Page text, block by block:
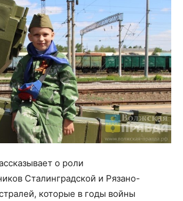
о роли
Сталинградской и Рязано-
которые в годы войны